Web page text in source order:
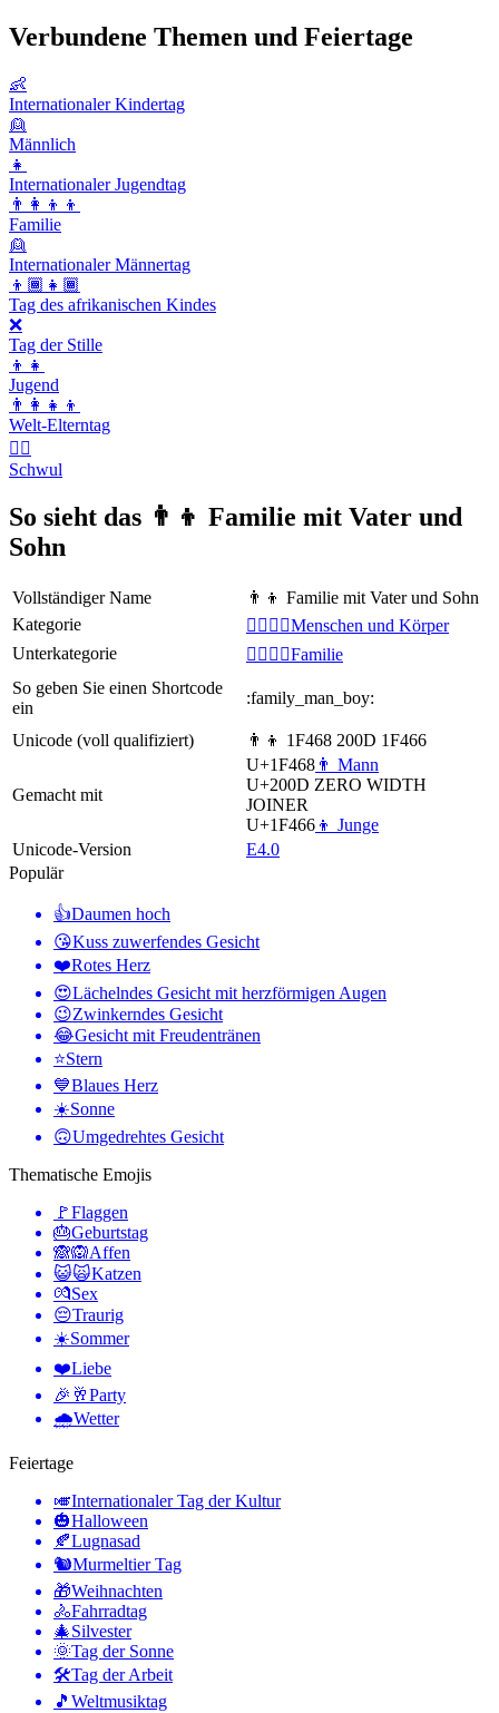
Verbundene Themen und Feiertage
👶
Internationaler Kindertag
👱
Männlich
👧
Internationaler Jugendtag
👨‍👩‍👦‍👦
Familie
👱
Internationaler Männertag
👦🏾👧🏾
Tag des afrikanischen Kindes
❌
Tag der Stille
👦👧
Jugend
👨‍👩‍👧‍👦
Welt-Elterntag
🏳️‍🌈
Schwul
So sieht das 👨‍👦 Familie mit Vater und
Sohn
Vollständiger Name
👨‍👦 Familie mit Vater und Sohn
Kategorie
👩‍❤️‍💋‍👨Menschen und Körper
Unterkategorie
👩‍❤️‍💋‍👨Familie
So geben Sie einen Shortcode
ein
:family_man_boy:
Unicode (voll qualifiziert) 👨‍👦 1F468 200D 1F466
Gemacht mit
U+1F468 👨 Mann
U+200D ZERO WIDTH
JOINER
U+1F466 👦 Junge
Unicode-Version
E4.0
Populär
👍Daumen hoch
😘Kuss zuwerfendes Gesicht
❤️Rotes Herz
😍Lächelndes Gesicht mit herzförmigen Augen
😉Zwinkerndes Gesicht
😂Gesicht mit Freudentränen
⭐Stern
💙Blaues Herz
☀️Sonne
🙃Umgedrehtes Gesicht
Thematische Emojis
🚩Flaggen
🎂Geburtstag
🙈🙉Affen
😺🙀Katzen
💏Sex
😔Traurig
☀️Sommer
❤️Liebe
🎉🥂Party
🌧Wetter
Feiertage
🎺Internationaler Tag der Kultur
🎃Halloween
🍂Lugnasad
🐿Murmeltier Tag
🎁Weihnachten
🚴Fahrradtag
🎄Silvester
🌞Tag der Sonne
🛠Tag der Arbeit
🎵 Weltmusiktag